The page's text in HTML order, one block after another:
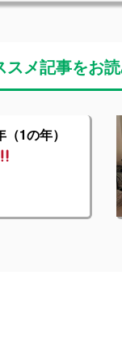
スメ記事をお
1の年）